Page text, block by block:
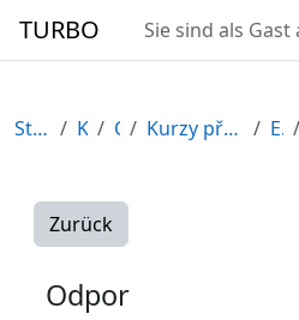
TURBO Sie sind als
Startseite Kurse CDV Kurzy připravené v rámci ESF EDU-V
Zurück
Odpor